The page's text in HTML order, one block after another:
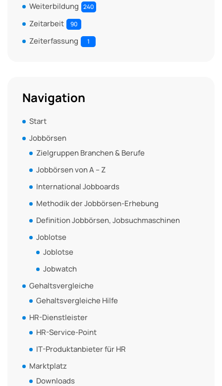
Weiterbildung 240
Zeitarbeit 90
Zeiterfassung 1
Navigation
Start
Jobbörsen
Zielgruppen Branchen & Berufe
Jobbörsen von A – Z
International Jobboards
Methodik der Jobbörsen-Erhebung
Definition Jobbörsen, Jobsuchmaschinen
Joblotse
Joblotse
Jobwatch
Gehaltsvergleiche
Gehaltsvergleiche Hilfe
HR-Dienstleister
HR-Service-Point
IT-Produktanbieter für HR
Marktplatz
Downloads